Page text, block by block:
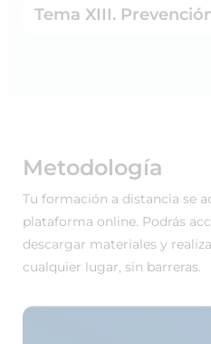
Tema XIII.
Metodología
Tu formación a distancia se
plataforma online. Podrás
descargar materiales y
cualquier lugar, sin barreras.